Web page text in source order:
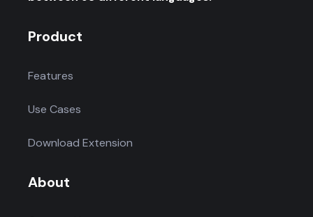
Product
Features
Use Cases
Download Extension
About